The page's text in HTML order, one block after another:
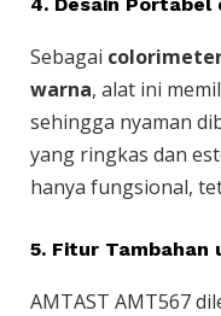
Sebagai
warna, alat ini
sehingga nyaman
yang ringkas dan
hanya fungsional,
5. Fitur Tambahan
AMTAST AMT567